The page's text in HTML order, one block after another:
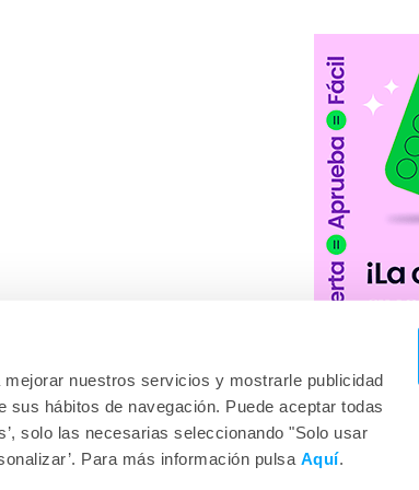
nuestros servicios y mostrarle publicidad
hábitos de navegación. Puede aceptar todas
solo las necesarias seleccionando "Solo usar
Para más información pulsa Aquí.